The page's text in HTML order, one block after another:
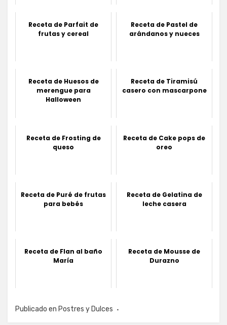
Receta de Parfait de
frutas y cereal
Receta de Pastel de
arándanos y nueces
Receta de Huesos de
merengue para
Halloween
Receta de Tiramisú
casero con mascarpone
Receta de Frosting de
queso
Receta de Cake pops de
oreo
Receta de Puré de frutas
para bebés
Receta de Gelatina de
leche casera
Receta de Flan al baño
María
Receta de Mousse de
Durazno
Publicado en Postres y Dulces